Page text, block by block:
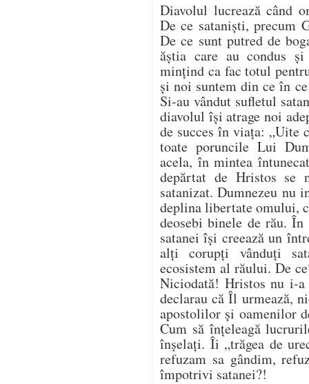
Diavolul lucrează când
De ce sataniști, precum
De ce sunt putred de
ăștia care au condus
mințind ca fac totul
și noi suntem din ce în
Si-au vândut sufletul
diavolul își atrage noi
de succes în viața: „Uite
toate poruncile Lui
acela, în mintea
depărtat de Hristos se
satanizat. Dumnezeu nu
deplina libertate omului,
deosebi binele de rău.
satanei își creează un
alți corupți vânduți
ecosistem al răului. De
Niciodată! Hristos nu i-
declarau că Îl urmează,
apostolilor și oamenilor
Cum să înțeleagă
înșelați. Îi „trăgea de
refuzam sa gândim,
împotrivi satanei?!